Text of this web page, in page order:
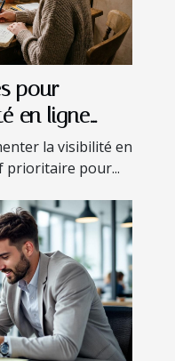
pour
en ligne
la visibilité en
prioritaire pour...